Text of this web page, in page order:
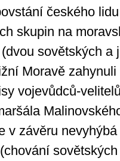
českého
skupin na
sovětských a
Moravě
vojevůdců-
v závěru